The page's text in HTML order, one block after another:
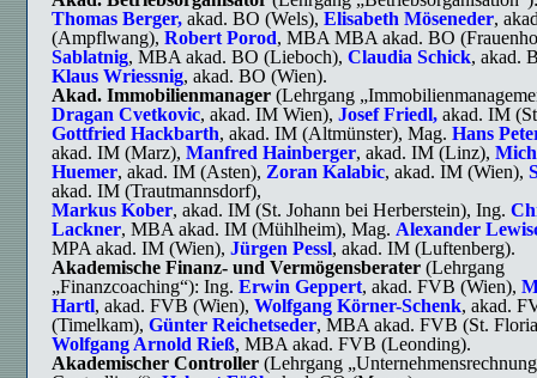
Thomas Berger, akad. BO (Wels), Elisabeth Möseneder,
(Ampflwang), Robert Porod, MBA MBA akad. BO
Sablatnig, MBA akad. BO (Lieboch), Claudia Schick, akad.
Klaus Wriessnig, akad. BO (Wien).
Akad. Immobilienmanager (Lehrgang
Dragan Cvetkovic, akad. IM Wien), Josef Friedl, akad. IM
Gottfried Hackbarth, akad. IM (Altmünster), Mag. Hans
akad. IM (Marz), Manfred Hainberger, akad. IM (Linz),
Huemer, akad. IM (Asten), Zoran Kalabic, akad. IM (Wien),
akad. IM (Trautmannsdorf),
Markus Kober, akad. IM (St. Johann bei Herberstein), Ing.
Lackner, MBA akad. IM (Mühlheim), Mag. Alexander
MPA akad. IM (Wien), Jürgen Pessl, akad. IM (Luftenberg).
Akademische Finanz- und Vermögensberater (Lehrgang
„Finanzcoaching“): Ing. Erwin Geppert, akad. FVB (Wien),
Hartl, akad. FVB (Wien), Wolfgang Körner-Schenk, akad.
(Timelkam), Günter Reichetseder, MBA akad. FVB (St.
Wolfgang Arnold Rieß, MBA akad. FVB (Leonding).
Akademischer Controller (Lehrgang